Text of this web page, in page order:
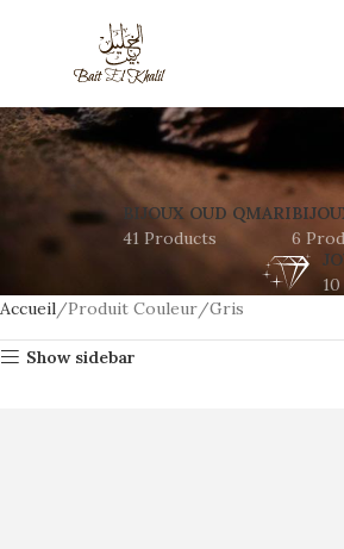
BIJOUX OUD QMARI
41 Products
6
Accueil
Produit Couleur Gris
Show sidebar